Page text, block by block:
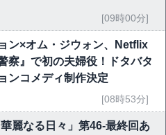
[09時00分]
ン×オム・ジウォン、Netflix
察』で初の夫婦役！ドタバタ
ンコメディ制作決定
[08時53分]
麗なる日々」第46-最終回あ